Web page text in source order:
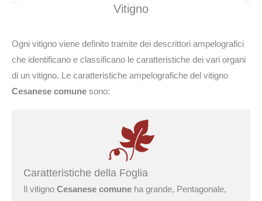
Vitigno
Ogni vitigno viene definito tramite dei descrittori ampelografici
che identificano e classificano le caratteristiche dei vari organi
di un vitigno. Le caratteristiche ampelografiche del vitigno
Cesanese comune sono:
Caratteristiche della Foglia
Il vitigno Cesanese comune ha grande, Pentagonale,